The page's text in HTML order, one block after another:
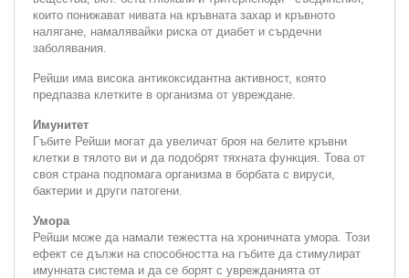
които понижават нивата на кръвната захар и кръвното
налягане, намалявайки риска от диабет и сърдечни
заболявания.
Рейши има висока антикоксидантна активност, която
предпазва клетките в организма от увреждане.
Имунитет
Гъбите Рейши могат да увеличат броя на белите кръвни
клетки в тялото ви и да подобрят тяхната функция. Това от
своя страна подпомага организма в борбата с вируси,
бактерии и други патогени.
Умора
Рейши може да намали тежестта на хроничната умора. Този
ефект се дължи на способността на гъбите да стимулират
имунната система и да се борят с уврежданията от